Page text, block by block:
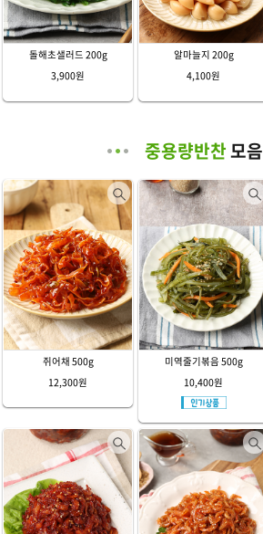
돌해초샐러드 200g
3,900원
알마늘지 200g
4,100원
중용량반찬모음
쥐어채 500g
12,300원
미역줄기볶음 500g
10,400원